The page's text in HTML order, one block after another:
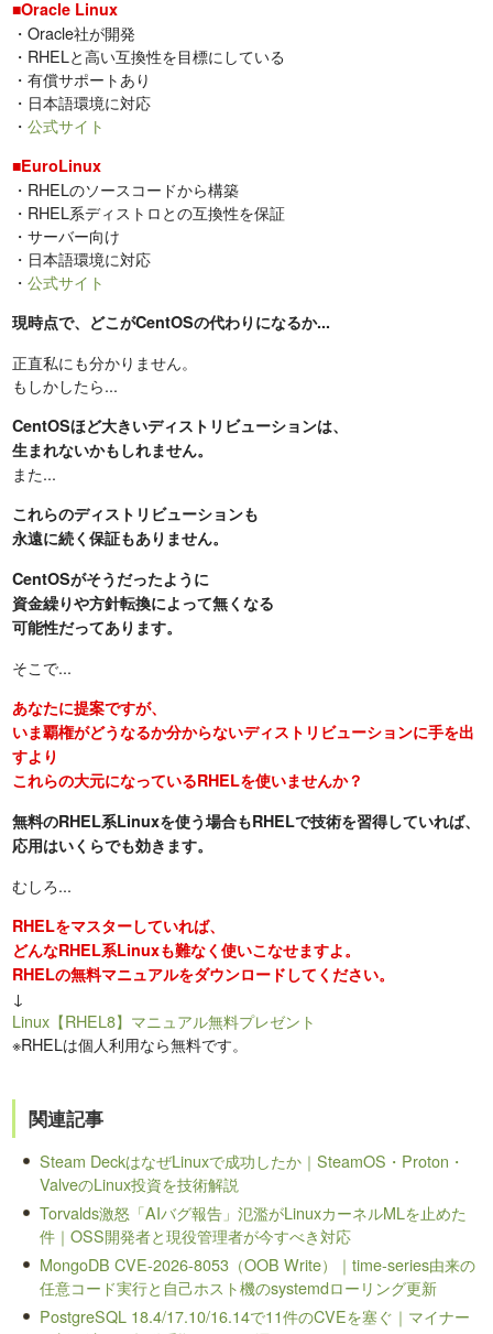
■Oracle Linux
・Oracle社が開発
・RHELと高い互換性を目標にしている
・有償サポートあり
・日本語環境に対応
・公式サイト
■EuroLinux
・RHELのソースコードから構築
・RHEL系ディストロとの互換性を保証
・サーバー向け
・日本語環境に対応
・公式サイト
現時点で、どこがCentOSの代わりになるか...
正直私にも分かりません。
もしかしたら...
CentOSほど大きいディストリビューションは、
生まれないかもしれません。
また...
これらのディストリビューションも
永遠に続く保証もありません。
CentOSがそうだったように
資金繰りや方針転換によって無くなる
可能性だってあります。
そこで...
あなたに提案ですが、
いま覇権がどうなるか分からないディストリビューションに手を出
すより
これらの大元になっているRHELを使いませんか？
無料のRHEL系Linuxを使う場合もRHELで技術を習得していれば、
応用はいくらでも効きます。
むしろ...
RHELをマスターしていれば、
どんなRHEL系Linuxも難なく使いこなせますよ。
RHELの無料マニュアルをダウンロードしてください。
↓
Linux【RHEL8】マニュアル無料プレゼント
※RHELは個人利用なら無料です。
関連記事
Steam DeckはなぜLinuxで成功したか｜SteamOS・Proton・
ValveのLinux投資を技術解説
Torvalds激怒「AIバグ報告」氾濫がLinuxカーネルMLを止めた
件｜OSS開発者と現役管理者が今すべき対応
MongoDB CVE-2026-8053（OOB Write）｜time-series由来の
任意コード実行と自己ホスト機のsystemdローリング更新
PostgreSQL 18.4/17.10/16.14で11件のCVEを塞ぐ｜マイナー